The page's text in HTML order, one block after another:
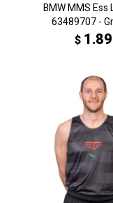
BMW MMS Ess
63489707 -
$